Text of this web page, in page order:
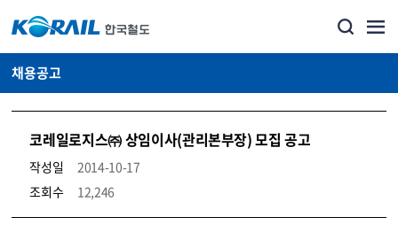
채용공고
코레일로지스㈜ 상임이사(관리본부장) 모집 공고
작성일
2014-10-17
조회수
12,246
코레일소개_경영공시_채용공고 상세보기 – 내용, 파일, 담당자 연락처로 구성